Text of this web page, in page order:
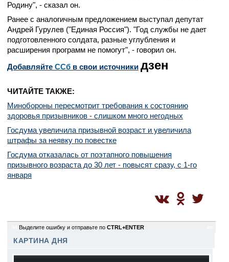
Родину", - сказал он.
Ранее с аналогичным предложением выступал депутат
Андрей Гурулев ("Единая Россия"). "Год службы не дает
подготовленного солдата, разные углубления и
расширения программ не помогут", - говорил он.
Добавляйте CСб в свои источники дзен
ЧИТАЙТЕ ТАКЖЕ:
Минобороны пересмотрит требования к состоянию
здоровья призывников - слишком много негодных
Госдума увеличила призывной возраст и увеличила
штрафы за неявку по повестке
Госдума отказалась от поэтапного повышения
призывного возраста до 30 лет - повысят сразу, с 1-го
января
Выделите ошибку и отправьте по CTRL+ENTER
КАРТИНА ДНЯ